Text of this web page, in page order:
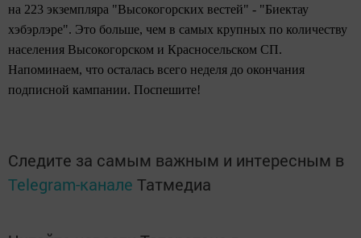
на 223 экземпляра "Высокогорских вестей" - "Биектау
хэбэрлэре". Это больше, чем в самых крупных по количеству
населения Высокогорском и Красносельском СП.
Напоминаем, что осталась всего неделя до окончания
подписной кампании. Поспешите!
Следите за самым важным и интересным в
Telegram-канале Татмедиа